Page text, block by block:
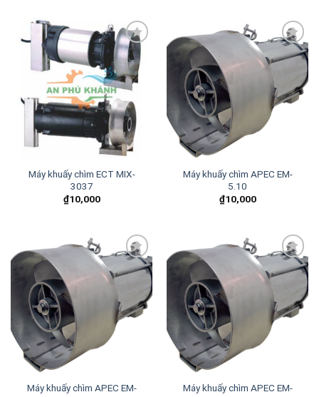
Add to
wishlist
Máy khuấy chìm ECT MIX-
3037
₫10,000
wishlist
Máy khuấy chìm APEC EM-
5.10
₫10,000
wishlist
Máy khuấy chìm APEC EM-
wishlist
Máy khuấy chìm APEC EM-